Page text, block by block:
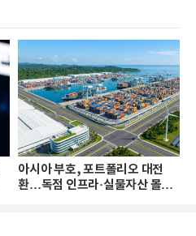
아시아 부호, 포트폴리오 대전
환…독점 인프라·실물자산 몰린